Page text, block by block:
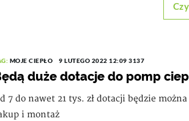
MOJE CIEPŁO 9 LUTEGO 2022 12:09 3137
duże dotacje do pomp
7 do nawet 21 tys. zł dotacji będzie
i montaż